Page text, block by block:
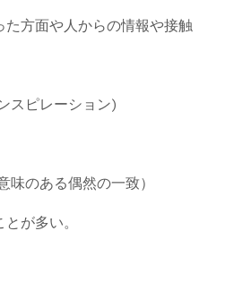
た方面や人からの情報や接触
スピレーション)
味のある偶然の一致）
が多い。